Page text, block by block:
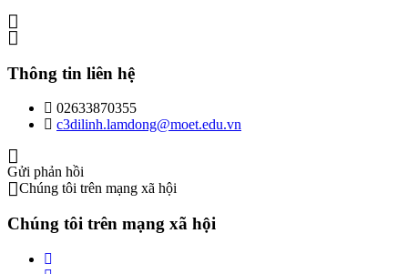
Thông tin liên hệ
02633870355
c3dilinh.lamdong@moet.edu.vn
Gửi phản hồi
Chúng tôi trên mạng xã hội
Chúng tôi trên mạng xã hội